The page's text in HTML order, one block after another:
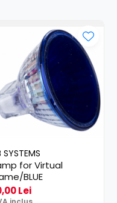
SYSTEMS
for Virtual
BLUE
Lei